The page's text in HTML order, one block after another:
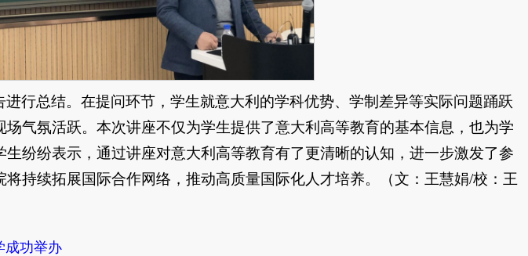
行总结。在提问环节，学生就意大利的学科优势、学制差异等实际问题踊跃
气氛活跃。本次讲座不仅为学生提供了意大利高等教育的基本信息，也为学
纷纷表示，通过讲座对意大利高等教育有了更清晰的认知，进一步激发了参
持续拓展国际合作网络，推动高质量国际化人才培养。（文：王慧娟/校：王
成功举办